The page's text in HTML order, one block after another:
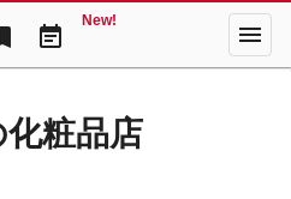
event_note
New! menu
粧品店